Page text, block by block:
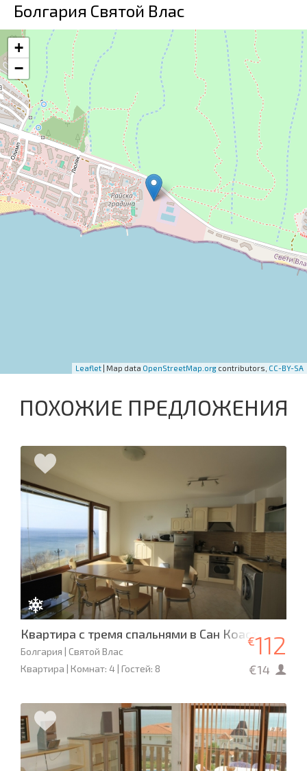
Болгария Святой Влас
+
−
Leaflet | Map data OpenStreetMap.org contributors, CC-BY-SA
ПОХОЖИЕ ПРЕДЛОЖЕНИЯ
Квартира с тремя спальнями в Сан Коаст
Болгария | Святой Влас
Квартира | Комнат: 4 | Гостей: 8
€112
€14